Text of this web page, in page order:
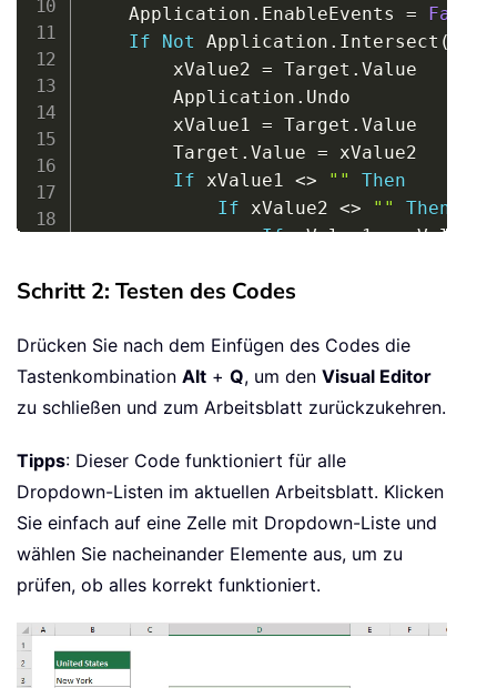
    Application
. EnableEvents =
False
If
Not Application . Intersect (
        xValue2
= Target . Value
        Application
. Undo
        xValue1
= Target . Value
        Target
. Value = xValue2
If xValue1 <> ""
Then
If xValue2 <> ""
Then
If xValue1 = xValue2
                   InStr
Else
                    Target
.Value
End
If
End If
End If
    Application
. EnableEvents
True
Schritt 2: Testen des Codes
Drücken Sie nach dem Einfügen des Codes die
Tastenkombination Alt + Q, um den Visual Editor
zu schließen und zum Arbeitsblatt zurückzukehren.
Tipps: Dieser Code funktioniert für alle
Dropdown-Listen im aktuellen Arbeitsblatt. Klicken
Sie einfach auf eine Zelle mit Dropdown-Liste und
wählen Sie nacheinander Elemente aus, um zu
prüfen, ob alles korrekt funktioniert.